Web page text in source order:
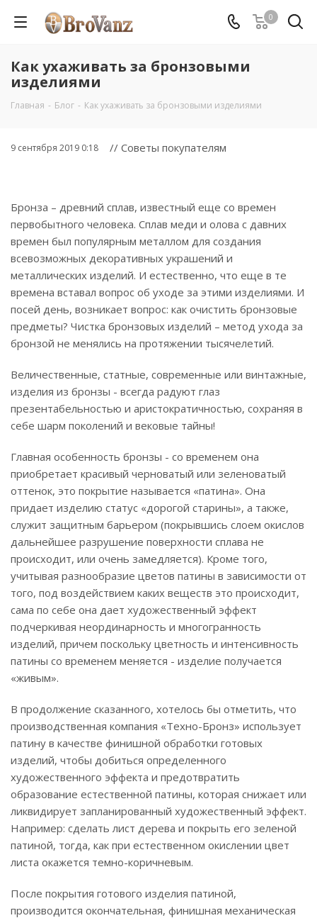
0
Как ухаживать за бронзовыми
изделиями
Главная - Блог - Как ухаживать за бронзовыми изделиями
9 сентября 2019 0:18 // Советы покупателям
Бронза – древний сплав, известный еще со времен
первобытного человека. Сплав меди и олова с давних
времен был популярным металлом для создания
всевозможных декоративных украшений и
металлических изделий. И естественно, что еще в те
времена вставал вопрос об уходе за этими изделиями. И
посей день, возникает вопрос: как очистить бронзовые
предметы? Чистка бронзовых изделий – метод ухода за
бронзой не менялись на протяжении тысячелетий.
Величественные, статные, современные или винтажные,
изделия из бронзы - всегда радуют глаз
презентабельностью и аристократичностью, сохраняя в
себе шарм поколений и вековые тайны!
Главная особенность бронзы - со временем она
приобретает красивый черноватый или зеленоватый
оттенок, это покрытие называется «патина». Она
придает изделию статус «дорогой старины», а также,
служит защитным барьером (покрывшись слоем окислов
дальнейшее разрушение поверхности сплава не
происходит, или очень замедляется). Кроме того,
учитывая разнообразие цветов патины в зависимости от
того, под воздействием каких веществ это происходит,
сама по себе она дает художественный эффект
подчеркивая неординарность и многогранность
изделий, причем поскольку цветность и интенсивность
патины со временем меняется - изделие получается
«живым».
В продолжение сказанного, хотелось бы отметить, что
производственная компания «Техно-Бронз» использует
патину в качестве финишной обработки готовых
изделий, чтобы добиться определенного
художественного эффекта и предотвратить
образование естественной патины, которая снижает или
ликвидирует запланированный художественный эффект.
Например: сделать лист дерева и покрыть его зеленой
патиной, тогда, как при естественном окислении цвет
листа окажется темно-коричневым.
После покрытия готового изделия патиной,
производится окончательная, финишная механическая